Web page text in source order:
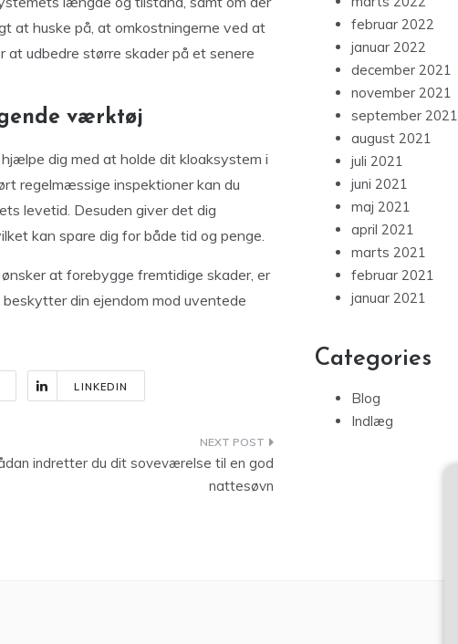
at huske på, at omkostningerne ved at
udbedre større skader på et senere
værktøj
dig med at holde dit kloaksystem i
regelmæssige inspektioner kan du
levetid. Desuden giver det dig
kan spare dig for både tid og penge.
at forebygge fremtidige skader, er
din ejendom mod uventede
LINKEDIN
indretter du dit soveværelse til en god
nattesøvn
februar 2022
januar 2022
december 2021
november 2021
september 2021
august 2021
juli 2021
juni 2021
maj 2021
april 2021
marts 2021
februar 2021
januar 2021
Categories
Blog
Indlæg